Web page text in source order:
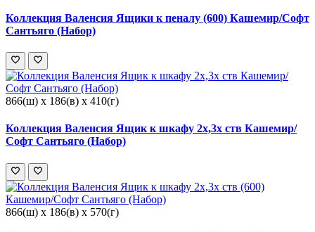
Коллекция Валенсия Ящики к пеналу (600) Кашемир/Софт
Сантьяго (Набор)
866(ш) x 186(в) x 410(г)
Коллекция Валенсия Ящик к шкафу 2х,3х ств Кашемир/
Софт Сантьяго (Набор)
866(ш) x 186(в) x 570(г)